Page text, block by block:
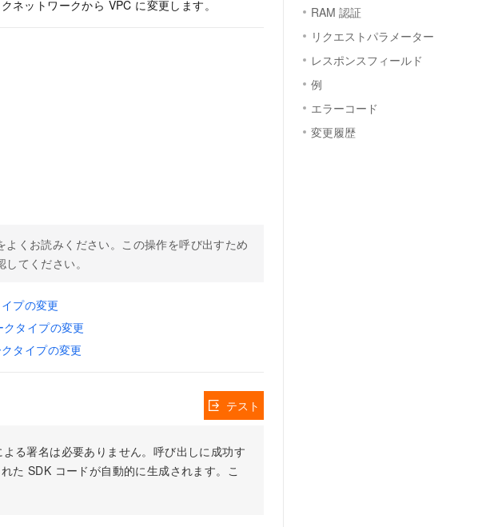
ネットワークから VPC に変更します。
くお読みください。この操作を呼び出すため
てください。
プの変更
タイプの変更
タイプの変更
る署名は必要ありません。呼び出しに成功す
た SDK コードが自動的に生成されます。こ
テスト
RAM 認証
リクエストパラメーター
レスポンスフィールド
例
エラーコード
変更履歴